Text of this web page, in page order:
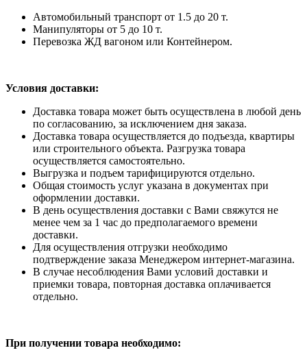
Автомобильный транспорт от 1.5 до 20 т.
Манипуляторы от 5 до 10 т.
Перевозка ЖД вагоном или Контейнером.
Условия доставки:
Доставка товара может быть осуществлена в любой день
по согласованию, за исключением дня заказа.
Доставка товара осуществляется до подъезда, квартиры
или строительного объекта. Разгрузка товара
осуществляется самостоятельно.
Выгрузка и подъем тарифицируются отдельно.
Общая стоимость услуг указана в документах при
оформлении доставки.
В день осуществления доставки с Вами свяжутся не
менее чем за 1 час до предполагаемого времени
доставки.
Для осуществления отгрузки необходимо
подтверждение заказа Менеджером интернет-магазина.
В случае несоблюдения Вами условий доставки и
приемки товара, повторная доставка оплачивается
отдельно.
При получении товара необходимо: